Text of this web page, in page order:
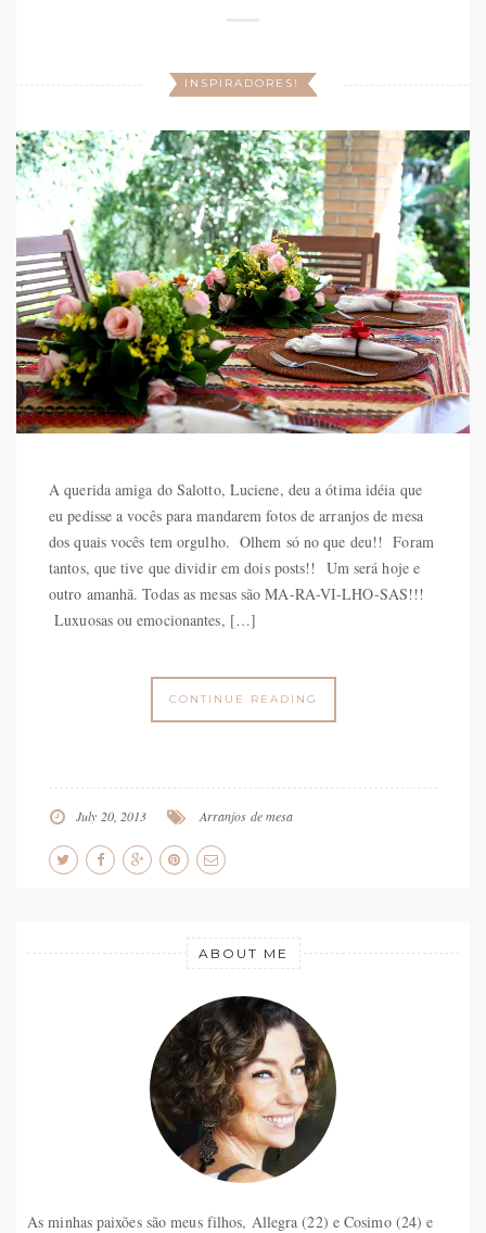
INSPIRADORES!
A querida amiga do Salotto, Luciene, deu a ótima idéia que
eu pedisse a vocês para mandarem fotos de arranjos de mesa
dos quais vocês tem orgulho. Olhem só no que deu!! Foram
tantos, que tive que dividir em dois posts!! Um será hoje e
outro amanhã. Todas as mesas são MA-RA-VI-LHO-SAS!!!
Luxuosas ou emocionantes, […]
CONTINUE READING
July 20, 2013 Arranjos de mesa
ABOUT ME
As minhas paixões são meus filhos, Allegra (22) e Cosimo (24) e